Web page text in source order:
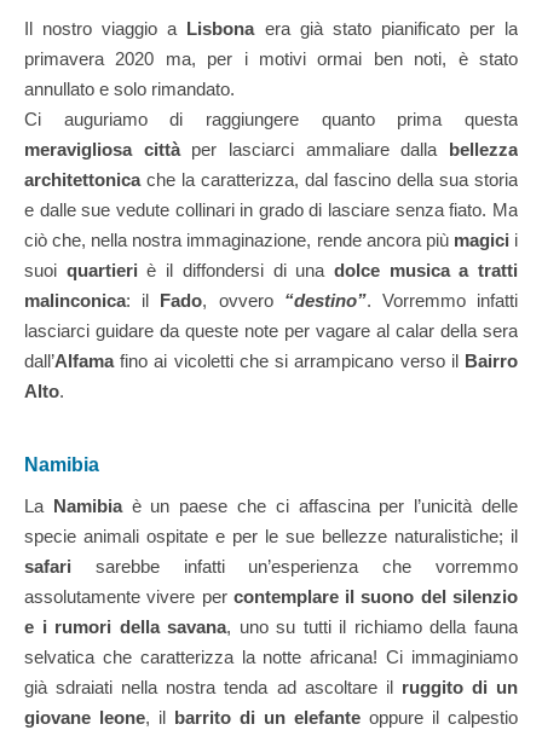
Il nostro viaggio a Lisbonaera già stato pianificato per la
primavera 2020 ma, per i motivi ormai ben noti, è stato
annullato e solo rimandato.
Ci auguriamo di raggiungere quanto prima questa
meravigliosa cittàper lasciarci ammaliare dalla bellezza
architettonicache la caratterizza, dal fascino della sua storia
e dalle sue vedute collinari in grado di lasciare senza fiato. Ma
ciò che, nella nostra immaginazione, rende ancora più magici i
suoi quartieriè il diffondersi di una dolce musica a tratti
malinconica: il Fado, ovvero “destino”. Vorremmo infatti
lasciarci guidare da queste note per vagare al calar della sera
dall’Alfamafino ai vicoletti che si arrampicano verso il Bairro
Alto.
Namibia
La Namibiaè un paese che ci affascina per l’unicità delle
specie animali ospitate e per le sue bellezze naturalistiche; il
safari sarebbe infatti un’esperienza che vorremmo
assolutamente vivere per contemplare il suono del silenzio
e i rumori della savana, uno su tutti il richiamo della fauna
selvatica che caratterizza la notte africana! Ci immaginiamo
già sdraiati nella nostra tenda ad ascoltare il ruggito di un
giovane leone, il barrito di un elefante oppure il calpestio